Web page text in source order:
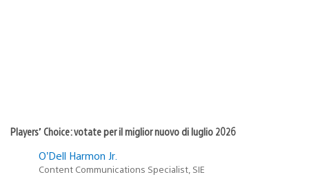
Players’ Choice: votate per il miglior nuovo di luglio 2026
O’Dell Harmon Jr.
Content Communications Specialist, SIE